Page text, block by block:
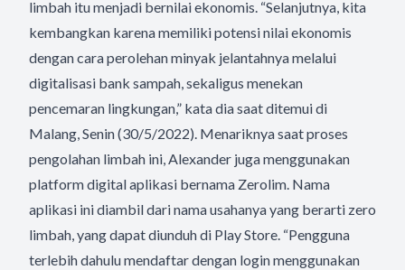
limbah itu menjadi bernilai ekonomis. “Selanjutnya, kita
kembangkan karena memiliki potensi nilai ekonomis
dengan cara perolehan minyak jelantahnya melalui
digitalisasi bank sampah, sekaligus menekan
pencemaran lingkungan,” kata dia saat ditemui di
Malang, Senin (30/5/2022). Menariknya saat proses
pengolahan limbah ini, Alexander juga menggunakan
platform digital aplikasi bernama Zerolim. Nama
aplikasi ini diambil dari nama usahanya yang berarti zero
limbah, yang dapat diunduh di Play Store. “Pengguna
terlebih dahulu mendaftar dengan login menggunakan